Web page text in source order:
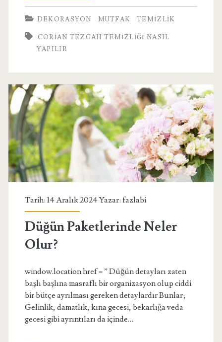
Mutfak
Tezgahı
Temizliği
DEKORASYON MUTFAK TEMIZLIK
CORIAN TEZGAH TEMIZLIĞI NASIL
YAPILIR
Tarih: 14 Aralık 2024 Yazar: fazlabi
Düğün Paketlerinde Neler
Olur?
window.location.href = ” Düğün detayları zaten
başlı başlına masraflı bir organizasyon olup ciddi
bir bütçe ayrılması gereken detaylardır Bunlar;
Gelinlik, damatlık, kına gecesi, bekarlığa veda
gecesi gibi ayrıntıları da içinde…